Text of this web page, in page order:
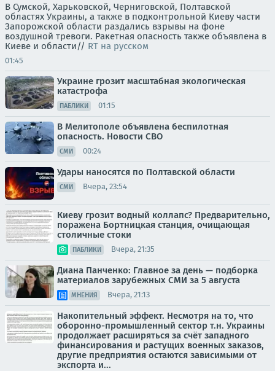
В Сумской, Харьковской, Черниговской, Полтавской
областях Украины, а также в подконтрольной Киеву части
Запорожской области раздались взрывы на фоне
воздушной тревоги. Ракетная опасность также объявлена в
Киеве и области// RT на русском
01:45
Украине грозит масштабная экологическая
катастрофа
ПАБЛИКИ 01:15
В Мелитополе объявлена беспилотная
опасность. Новости СВО
СМИ 00:24
Удары наносятся по Полтавской области
СМИ Вчера, 23:54
Киеву грозит водный коллапс? Предварительно,
поражена Бортницкая станция, очищающая
столичные стоки
ПАБЛИКИ Вчера, 21:35
Диана Панченко: Главное за день — подборка
материалов зарубежных СМИ за 5 августа
МНЕНИЯ Вчера, 21:13
Накопительный эффект. Несмотря на то, что
оборонно-промышленный сектор т.н. Украины
продолжает расширяться за счёт западного
финансирования и растущих военных заказов,
другие предприятия остаются зависимыми от
экспорта и...